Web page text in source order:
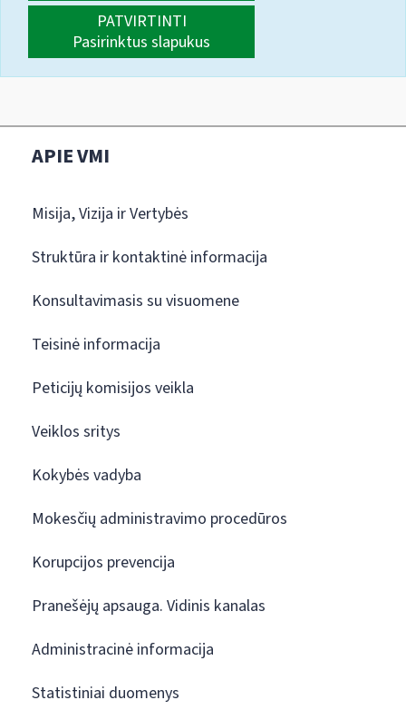
PATVIRTINTI
Pasirinktus slapukus
APIE VMI
Misija, Vizija ir Vertybės
Struktūra ir kontaktinė informacija
Konsultavimasis su visuomene
Teisinė informacija
Peticijų komisijos veikla
Veiklos sritys
Kokybės vadyba
Mokesčių administravimo procedūros
Korupcijos prevencija
Pranešėjų apsauga. Vidinis kanalas
Administracinė informacija
Statistiniai duomenys